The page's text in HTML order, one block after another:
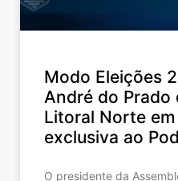
Modo Eleições
André do
Litoral Norte
exclusiva ao
O presidente da